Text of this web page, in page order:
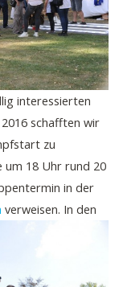
interessierten
schafften wir
zu
um 18 Uhr rund 20
in der
verweisen. In den